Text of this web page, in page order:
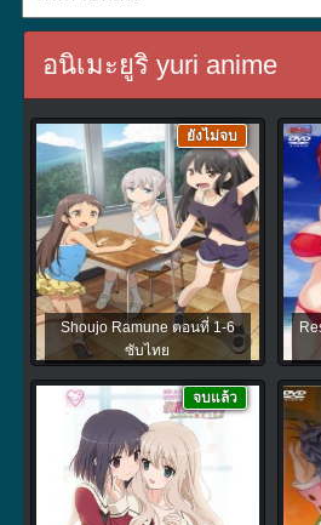
อนิเมะยูริ yuri anime
Shoujo Ramune ตอนที่ 1-6
ซับไทย
ยังไม่จบ
จบแล้ว